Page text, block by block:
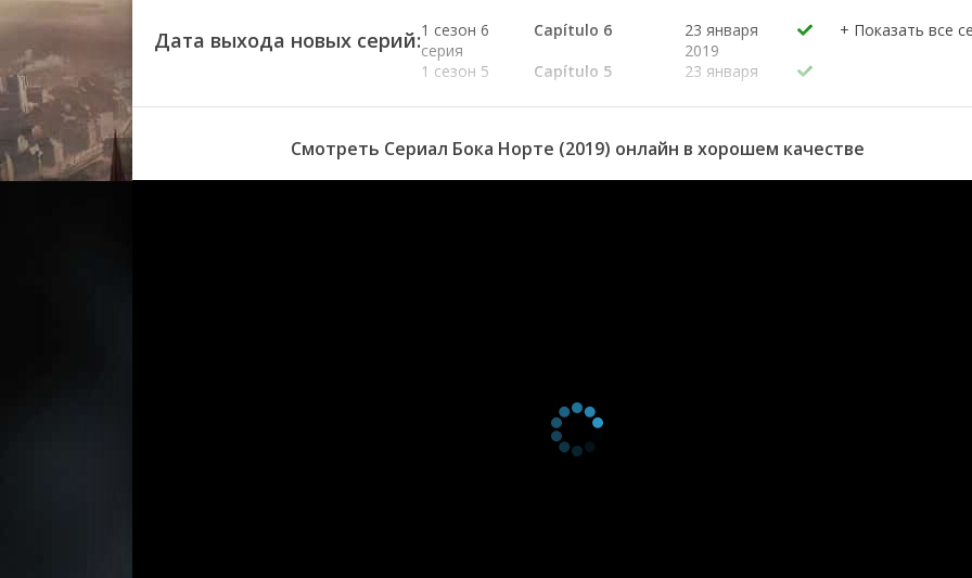
Дата выхода новых серий:1 сезон 6
серия
Capítulo 6
23 января
2019
1 сезон 5
Capítulo 5
23 января
1 сезон 4
Capítulo 4
23 января
1 сезон 3
Capítulo 3
23 января
Смотреть Сериал Бока Норте (2019) онлайн в хорошем качестве